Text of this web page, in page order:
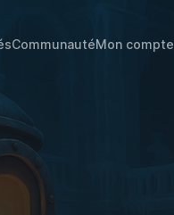
CommunautéMon compte